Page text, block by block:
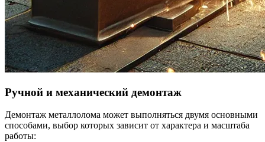
Ручной и механический демонтаж
Демонтаж металлолома может выполняться двумя основными
способами, выбор которых зависит от характера и масштаба
работы: